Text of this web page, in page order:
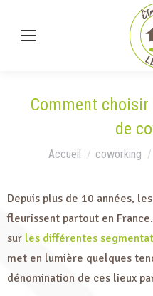
Comment choisir
de
Vous êtes ici :
Accueil coworking
Depuis plus de 10 années,
fleurissent partout en
sur les différentes
met en lumière quelques
dénomination de ces lieux